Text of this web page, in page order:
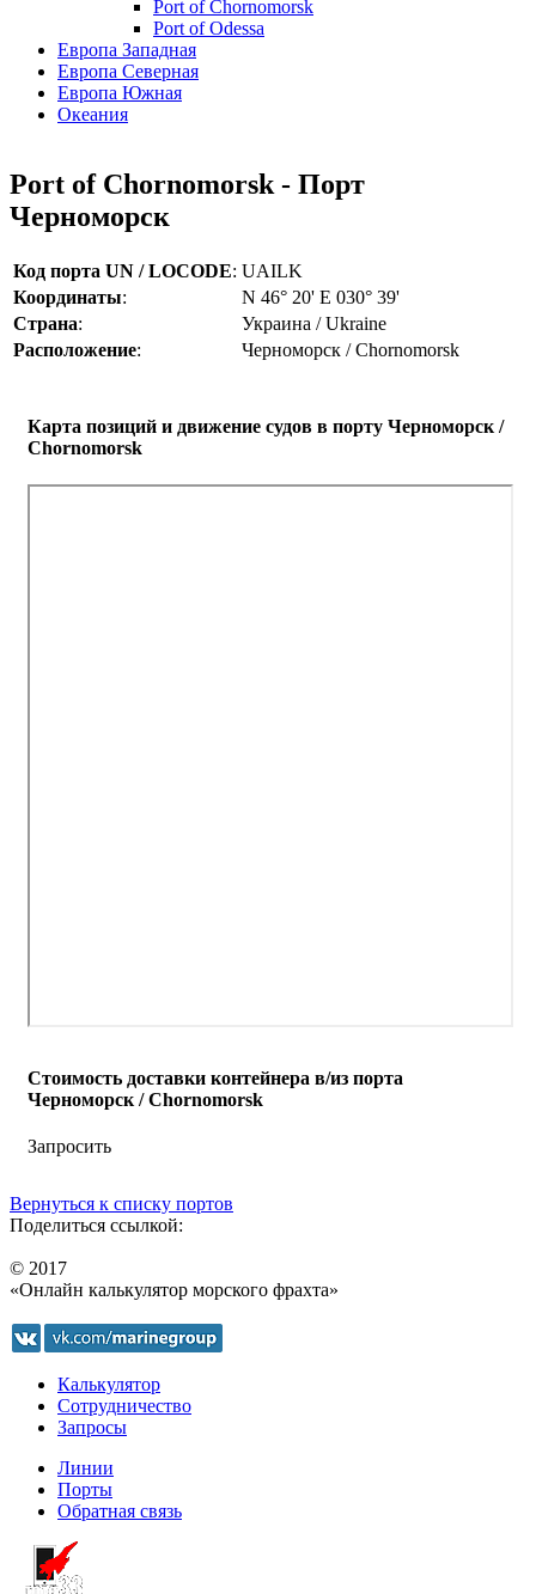
Port of Chornomorsk
Port of Odessa
Европа Западная
Европа Северная
Европа Южная
Океания
Port of Chornomorsk - Порт
Черноморск
Код порта UN / LOCODE: UAILK
Координаты:
N 46° 20' E 030° 39'
Страна:
Украина / Ukraine
Расположение: Черноморск / Chornomorsk
Карта позиций и движение судов в порту Черноморск /
Chornomorsk
Стоимость доставки контейнера в/из порта
Черноморск / Chornomorsk
Запросить
Вернуться к списку портов
Поделиться ссылкой:
© 2017
«Онлайн калькулятор морского фрахта»
Калькулятор
Сотрудничество
Запросы
Линии
Порты
Обратная связь